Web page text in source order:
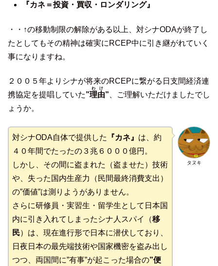
『カネ＝投資・買収・ロンダリング』
・・↑の移動制限の解除がある以上、対シナODAが終了し
たとしてもその精神は確実にRCEP中に引き継がれていく
事になりますね。
２００５年よりシナが将来のRCEPに繋がる日支間経済連
携協定を提唱していた”理由
わけ
” 、ご理解いただけましたでし
ょうか。
タヌキ
対シナODA自体で提供した 『カネ』 は、約
４０年間でたったの３兆６０００億円。
しかし、その間に盗まれた（盗ませた）技術
や、失った国内生産力（民間最終消費支出）
の”価値”は測りようがありません。
さらに研修員・実習生・留学生として日本国
内に引き入れてしまったシナ人スパイ（移
民）は、現在進行形で日本に潜伏しており、
日夜日本の最先端技術や国家機密を盗み出し
つつ、両国間に”有事”が起こった場合の”便